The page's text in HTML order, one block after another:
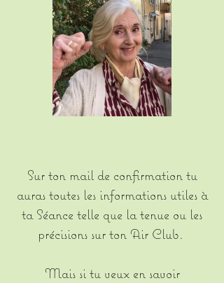
Sur ton mail de confirmation tu
auras toutes les informations utiles à
ta Séance telle que la tenue ou les
précisions sur ton Air Club.
Mais si tu veux en savoir